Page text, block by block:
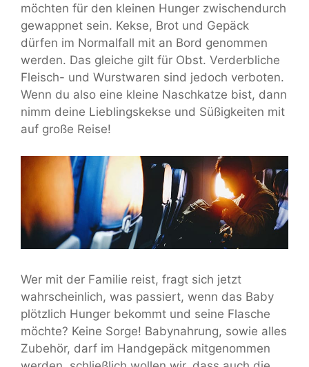
möchten für den kleinen Hunger zwischendurch
gewappnet sein. Kekse, Brot und Gepäck
dürfen im Normalfall mit an Bord genommen
werden. Das gleiche gilt für Obst. Verderbliche
Fleisch- und Wurstwaren sind jedoch verboten.
Wenn du also eine kleine Naschkatze bist, dann
nimm deine Lieblingskekse und Süßigkeiten mit
auf große Reise!
Wer mit der Familie reist, fragt sich jetzt
wahrscheinlich, was passiert, wenn das Baby
plötzlich Hunger bekommt und seine Flasche
möchte? Keine Sorge! Babynahrung, sowie alles
Zubehör, darf im Handgepäck mitgenommen